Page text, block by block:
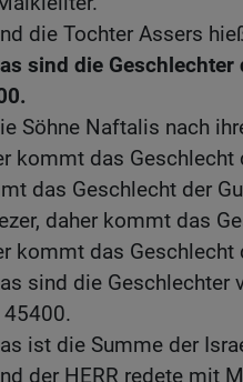
die Tochter Assers
sind die
Söhne Naftalis nach
kommt das Geschlecht
das Geschlecht der
daher kommt das
kommt das Geschlecht
sind die Geschlechter
45400.
ist die Summe der
der HERR redete mit